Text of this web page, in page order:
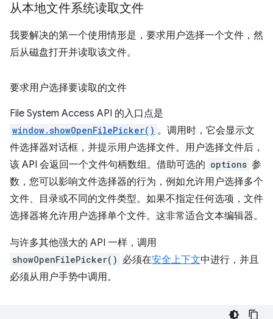
从本地文件系统读取文件
我要解决的第一个使用情形是，要求用户选择一个文件，然
后从磁盘打开并读取该文件。
要求用户选择要读取的文件
File System Access API 的入口点是
window.showOpenFilePicker() 。调用时，它会显示文
件选择器对话框，并提示用户选择文件。用户选择文件后，
该 API 会返回一个文件句柄数组。借助可选的 options 参
数，您可以影响文件选择器的行为，例如允许用户选择多个
文件、目录或不同的文件类型。如果不指定任何选项，文件
选择器将允许用户选择单个文件。这非常适合文本编辑器。
与许多其他强大的 API 一样，调用
showOpenFilePicker() 必须在安全上下文中进行，并且
必须从用户手势中调用。